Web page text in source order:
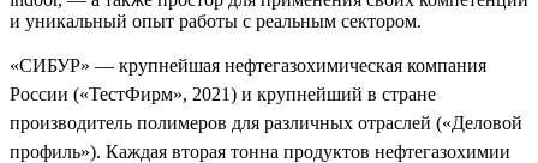
и уникальный опыт работы с реальным сектором.
«СИБУР» — крупнейшая нефтегазохимическая компания
России («ТестФирм», 2021) и крупнейший в стране
производитель полимеров для различных отраслей («Деловой
профиль»). Каждая вторая тонна продуктов нефтегазохимии